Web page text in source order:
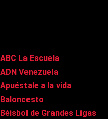
ABC La Escuela
ADN Venezuela
Apuéstale a la vida
Baloncesto
Béisbol de Grandes Ligas